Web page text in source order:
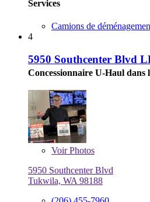
Services
Camions de
4
5950 Southcenter Blvd
Concessionnaire U-Haul dans
VoirPhotos
5950 Southcenter Blvd
Tukwila, WA 98188